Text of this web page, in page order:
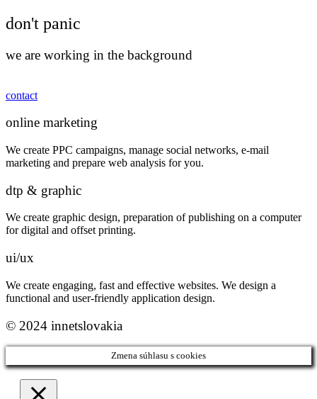
don't panic
we are working in the background
contact
online marketing
We create PPC campaigns, manage social networks, e-mail
marketing and prepare web analysis for you.
dtp & graphic
We create graphic design, preparation of publishing on a computer
for digital and offset printing.
ui/ux
We create engaging, fast and effective websites. We design a
functional and user-friendly application design.
© 2024 innetslovakia
Zmena súhlasu s cookies